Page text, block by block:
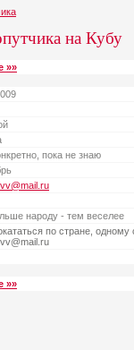
на Кубу
»»
пока не знаю
народу - тем веселее
по стране,
»»